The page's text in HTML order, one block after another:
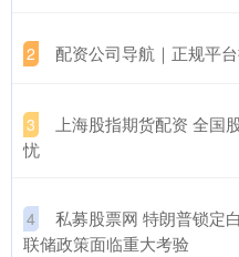
2 配资公司导航｜正规平
3
上海股指期货配资 全国
忧
4
私募股票网 特朗普锁定
联储政策面临重大考验